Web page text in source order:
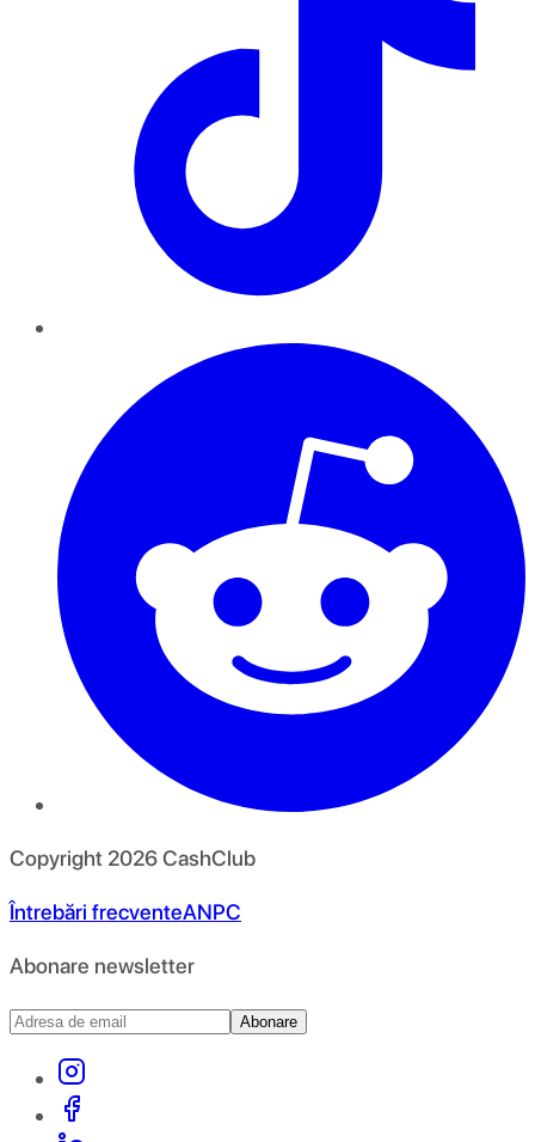
Copyright 2026CashClub
Întrebări frecventeANPC
Abonare newsletter
Abonare